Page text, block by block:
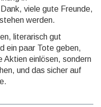
viele gute Freunde,
werden.
literarisch gut
ein paar Tote geben,
Aktien einlösen, sondern
und das sicher auf